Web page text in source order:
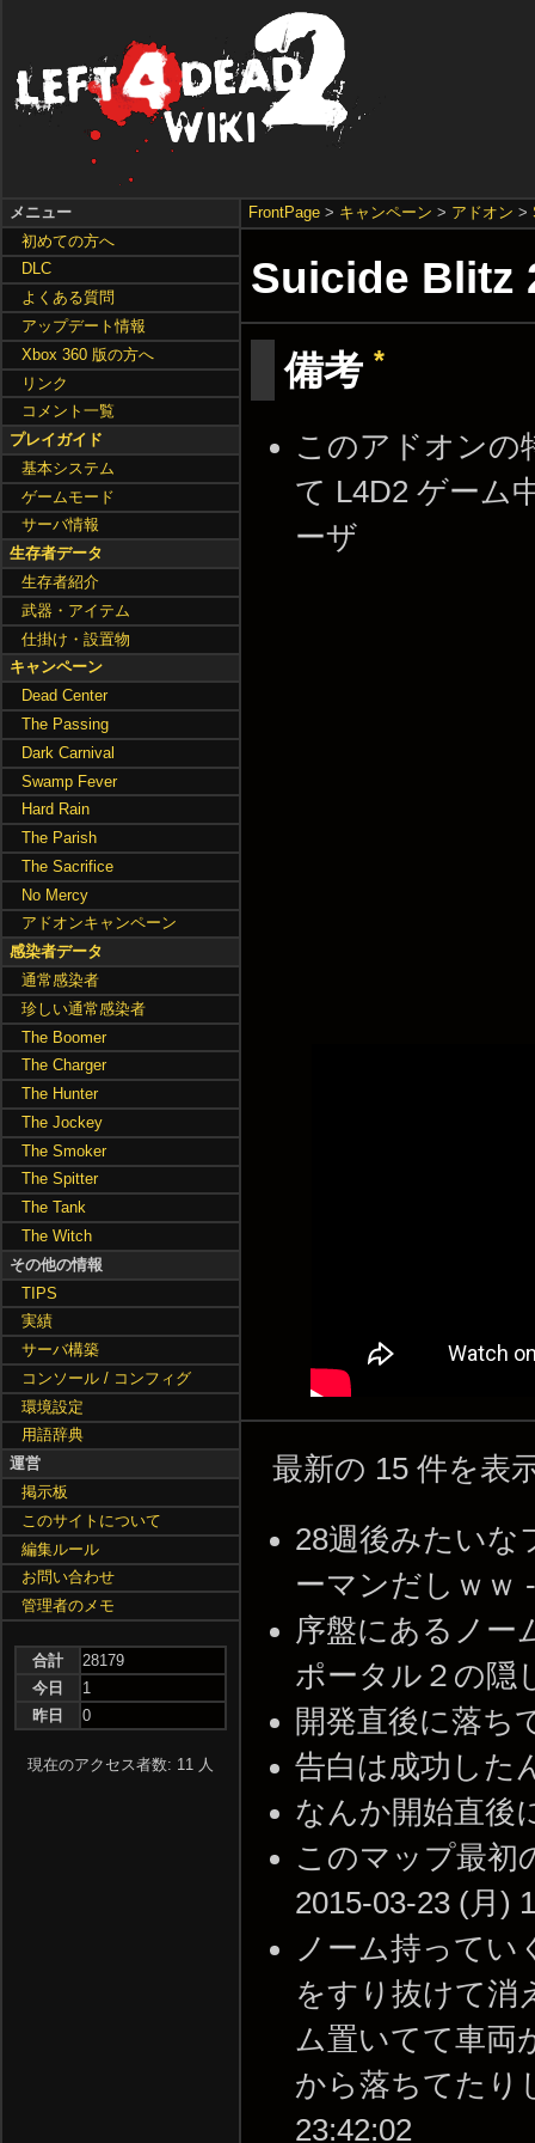
FrontPage > キャンペーン > アドオン >
Suicide Blitz
備考 *
このアドオンの
て L4D2 ゲーム
ーザ
最新の 15 件を表
28週後みたい
ーマンだしｗｗ
序盤にあるノー
ポータル２の隠
開発直後に落ち
告白は成功した
なんか開始直後
このマップ最初
2015-03-23 (月)
ノーム持ってい
をすり抜けて消
ム置いてて車両
から落ちてたり
23:42:02
メニュー
初めての方へ
DLC
よくある質問
アップデート情報
Xbox 360 版の方へ
リンク
コメント一覧
プレイガイド
基本システム
ゲームモード
サーバ情報
生存者データ
生存者紹介
武器・アイテム
仕掛け・設置物
キャンペーン
Dead Center
The Passing
Dark Carnival
Swamp Fever
Hard Rain
The Parish
The Sacrifice
No Mercy
アドオンキャンペーン
感染者データ
通常感染者
珍しい通常感染者
The Boomer
The Charger
The Hunter
The Jockey
The Smoker
The Spitter
The Tank
The Witch
その他の情報
TIPS
実績
サーバ構築
コンソール / コンフィグ
環境設定
用語辞典
運営
掲示板
このサイトについて
編集ルール
お問い合わせ
管理者のメモ
合計
28179
今日
1
昨日
0
現在のアクセス者数: 11 人